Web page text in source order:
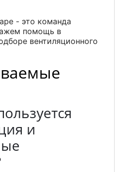
- это команда
помощь в
вентиляционного
и